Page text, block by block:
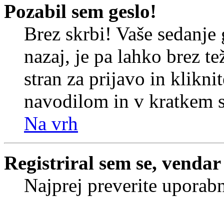
Pozabil sem geslo!
Brez skrbi! Vaše
nazaj, je pa lahko brez
stran za prijavo in
navodilom in v kratkem
Na vrh
Registriral sem se,
Najprej preverite